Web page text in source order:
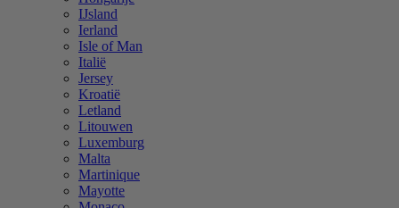
IJsland
Ierland
Isle of Man
Italië
Jersey
Kroatië
Letland
Litouwen
Luxemburg
Malta
Martinique
Mayotte